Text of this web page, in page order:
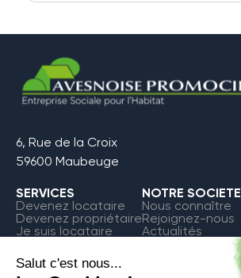
6, Rue de la Croix
59600 Maubeuge
SERVICES
Devenez locataire
Devenez propriétaire
Je suis locataire
NOTRE SOCIETE
Nous connaître
Rejoignez-nous
Actualités